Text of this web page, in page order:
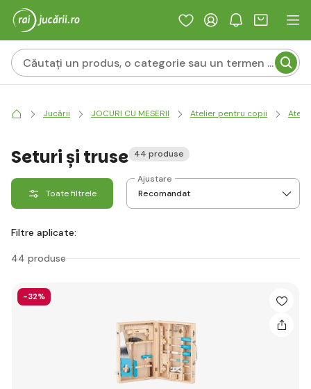
Jucării JOCURI CU MESERII Atelier pentru copii
Seturi și truse 44 produse
Toate filtrele
Ajustare
Filtre aplicate:
44 produse
-32%